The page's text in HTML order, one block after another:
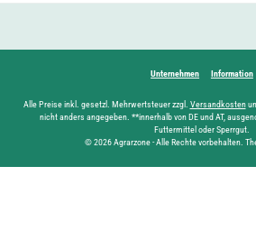
Unternehmen Information
Alle Preise inkl. gesetzl. Mehrwertsteuer zzgl. Versandkosten
nicht anders angegeben. **innerhalb von DE und AT,
Futtermittel oder Sperrgut.
© 2026 Agrarzone - Alle Rechte vorbehalten.